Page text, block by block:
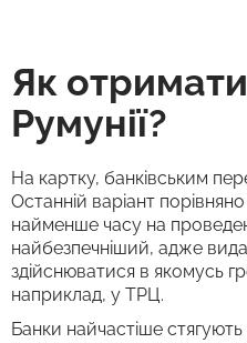
Як
Румунії?
На картку, банківським
Останній варіант
найменше часу на
найбезпечніший, адже
здійснюватися в якомусь
наприклад, у ТРЦ.
Банки найчастіше стягують